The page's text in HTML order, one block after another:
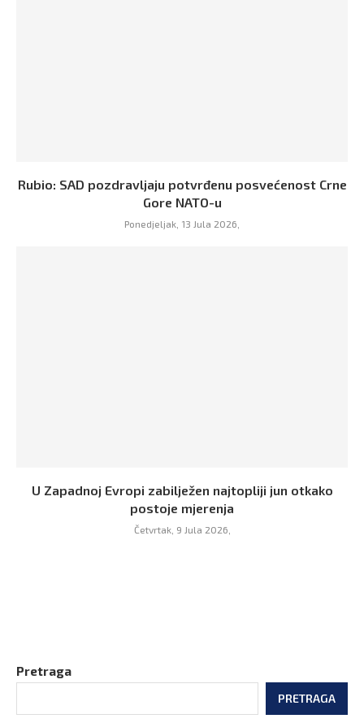
Rubio: SAD pozdravljaju potvrđenu posvećenost Crne
Gore NATO-u
Ponedjeljak, 13 Jula 2026,
U Zapadnoj Evropi zabilježen najtopliji jun otkako
postoje mjerenja
Četvrtak, 9 Jula 2026,
Pretraga
PRETRAGA